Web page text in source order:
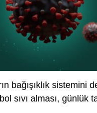
bağışıklık sistemini
sıvı alması, günlük